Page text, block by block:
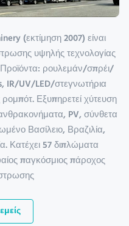
(εκτίμηση 2007) είναι
υψηλής τεχνολογίας
ρουλεμάν/σπρέι/
UV/LED/στεγνωτήρια
Εξυπηρετεί χύτευση
PV, σύνθετα
Βασίλειο, Βραζιλία,
Κατέχει 57 διπλώματα
παγκόσμιος πάροχος